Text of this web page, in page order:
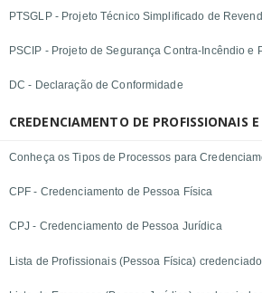
PTSGLP - Projeto Técnico Simplificado de
PSCIP - Projeto de Segurança Contra-Incêndio e
DC - Declaração de Conformidade
CREDENCIAMENTO DE PROFISSIONAIS E
Conheça os Tipos de Processos para
CPF - Credenciamento de Pessoa Física
CPJ - Credenciamento de Pessoa Jurídica
Lista de Profissionais (Pessoa Física)